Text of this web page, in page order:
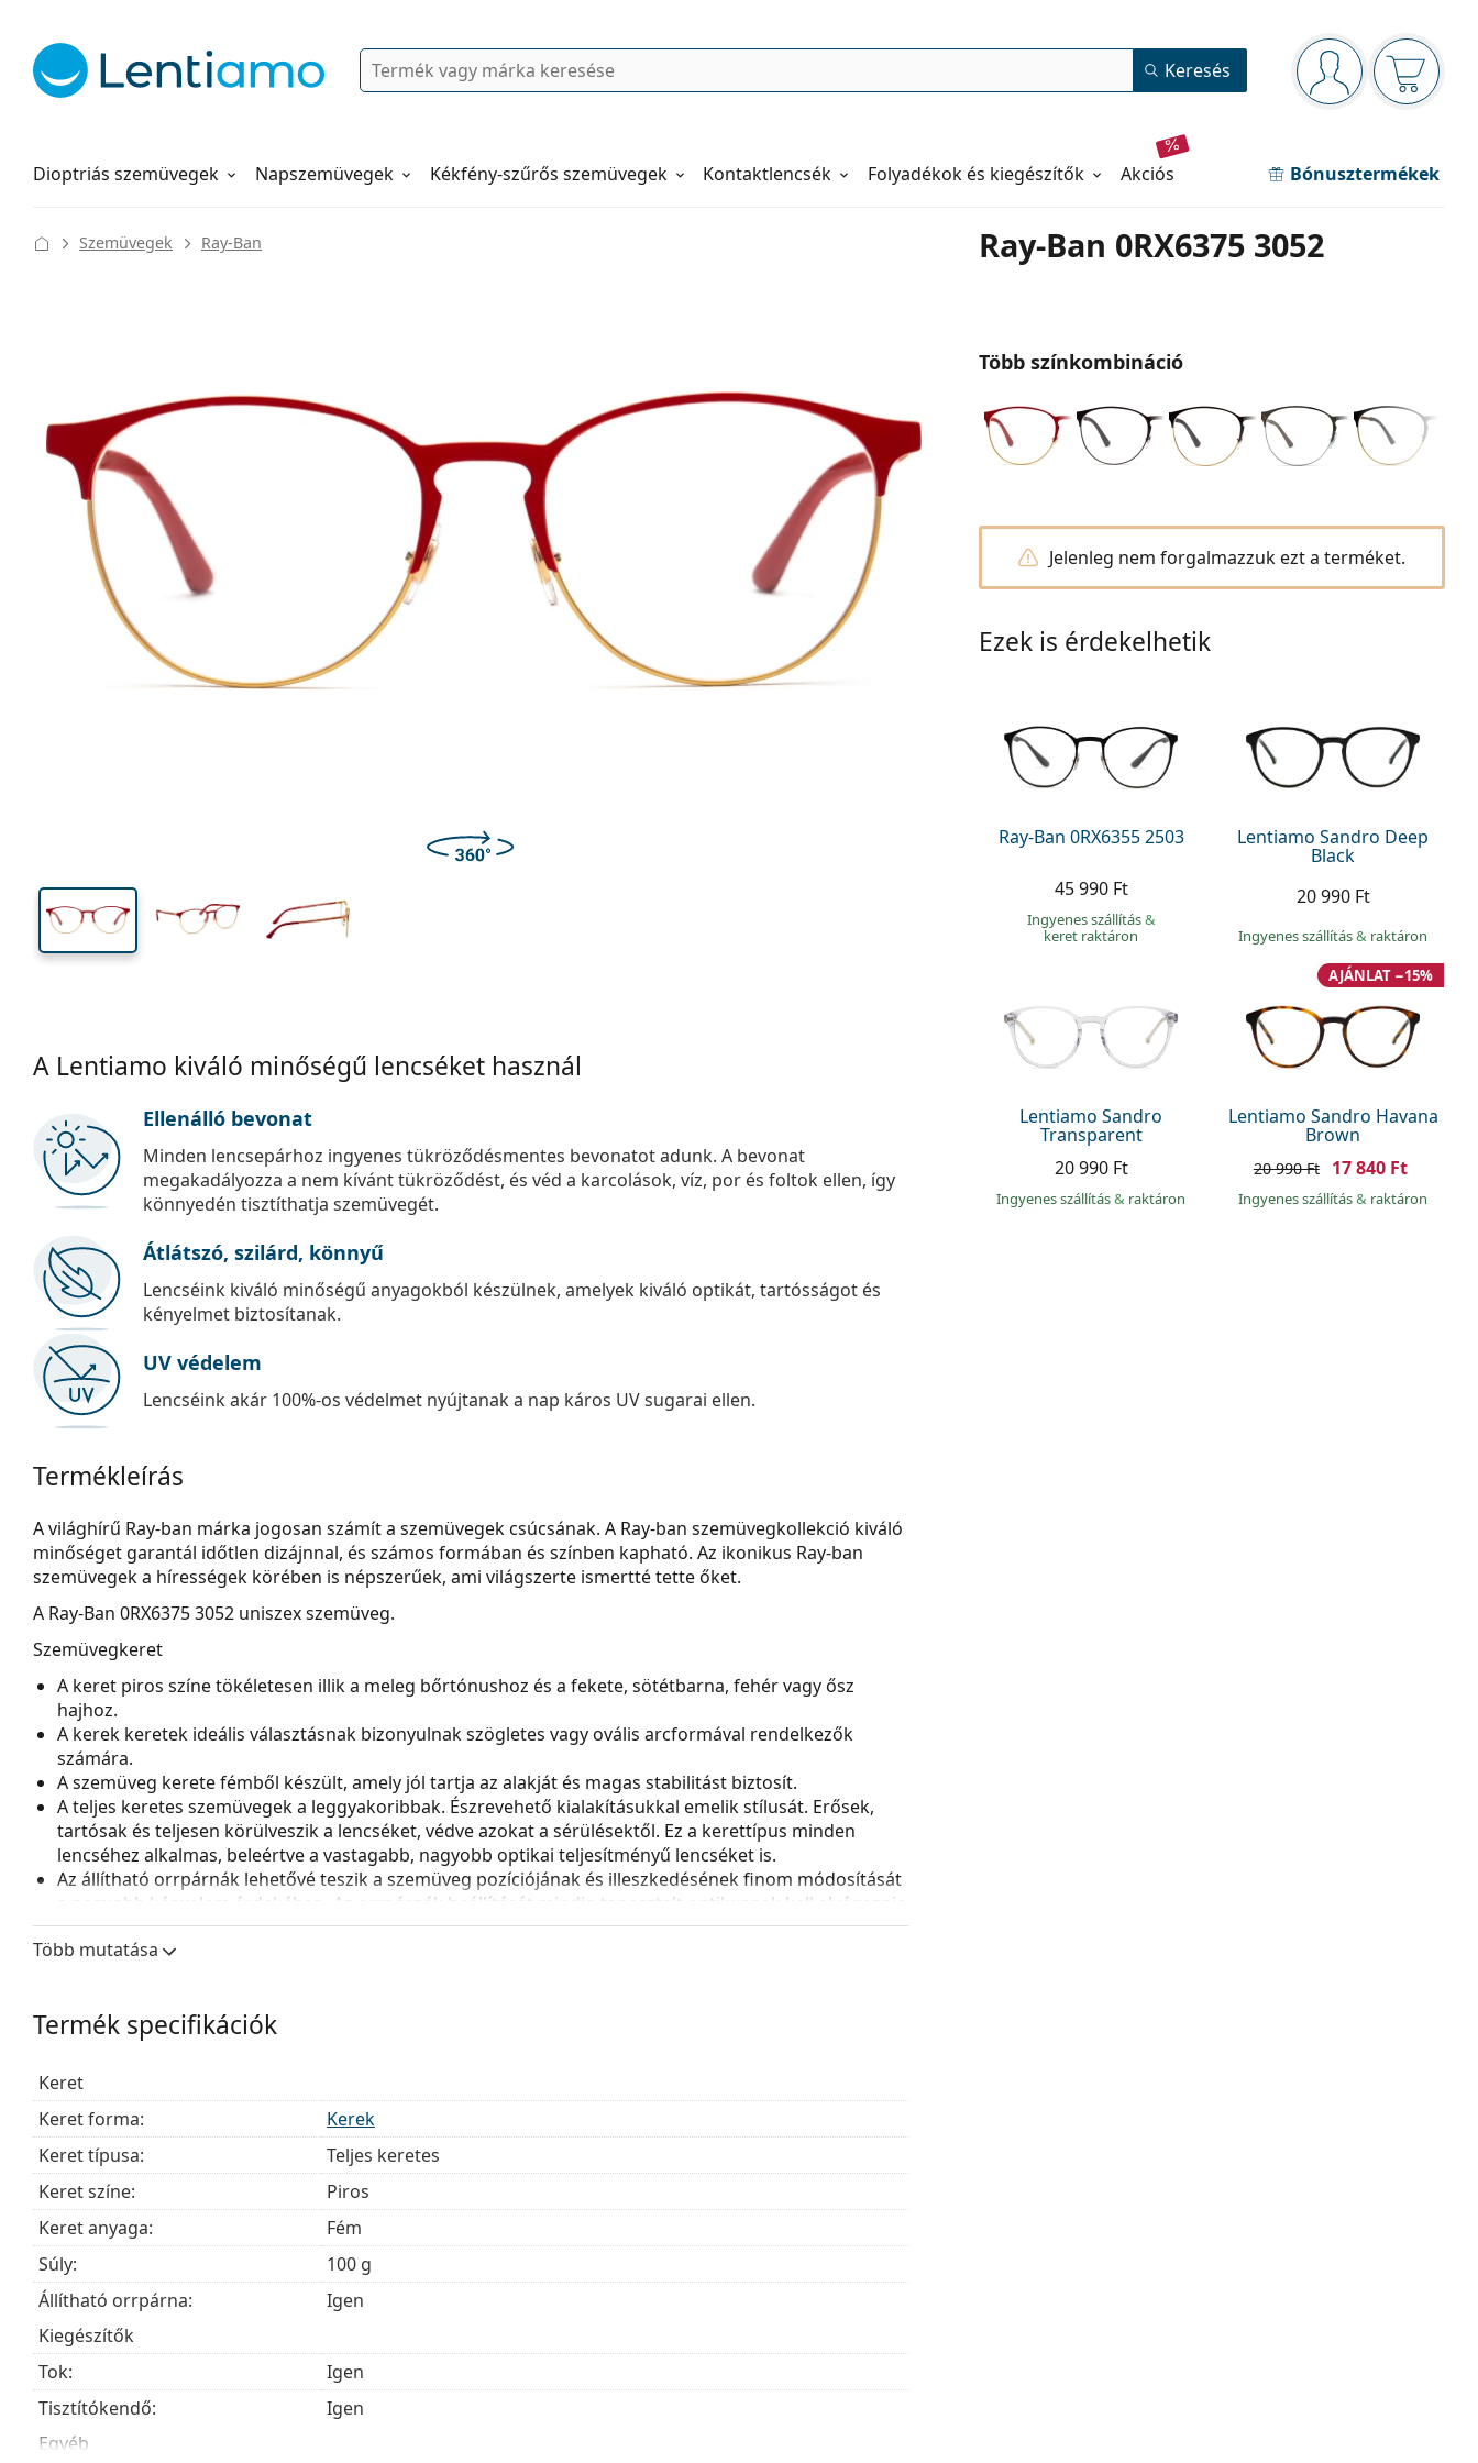
Navigációs panel
Bejelentkezve
Kosara
Keresés Keresés
Kontaktlencsék
Folyadékok
Dioptriás szemüvegek Napszemüvegek Kékfény-szűrős szemüvegek Folyadékok és kiegészítők akciós Bónusztermékek
Hogyan rendeljen
Ray-Ban 0RX6375 3052
Szemüvegek Ray-Ban
Több színkombináció
Jelenleg nem forgalmazzuk ezt a terméket.
Ezek is érdekelhetik
Ray-Ban 0RX6355 2503
45 990 Ft
Ingyenes szállítás&
keret raktáron
Lentiamo Sandro Deep
Black
20 990 Ft
Ingyenes szállítás& raktáron
Lentiamo Sandro
Transparent
20 990 Ft
Ingyenes szállítás& raktáron
Lentiamo Sandro Havana
Brown
AJÁNLAT −15%
20 990 Ft 17 840 Ft
Ingyenes szállítás& raktáron
A Lentiamo kiváló minőségű lencséket használ
Ellenálló bevonat
Minden lencsepárhoz ingyenes tükröződésmentes bevonatot adunk. A bevonat
megakadályozza a nem kívánt tükröződést, és véd a karcolások, víz, por és foltok ellen, így
könnyedén tisztíthatja szemüvegét.
Átlátszó, szilárd, könnyű
Lencséink kiváló minőségű anyagokból készülnek, amelyek kiváló optikát, tartósságot és
kényelmet biztosítanak.
UV védelem
Lencséink akár 100%-os védelmet nyújtanak a nap káros UV sugarai ellen.
Termékleírás
A világhírű Ray-ban márka jogosan számít a szemüvegek csúcsának. A Ray-ban szemüvegkollekció kiváló
minőséget garantál időtlen dizájnnal, és számos formában és színben kapható. Az ikonikus Ray-ban
szemüvegek a hírességek körében is népszerűek, ami világszerte ismertté tette őket.
A Ray-Ban 0RX6375 3052 uniszex szemüveg.
Szemüvegkeret
A keret piros színe tökéletesen illik a meleg bőrtónushoz és a fekete, sötétbarna, fehér vagy ősz
hajhoz.
A kerek keretek ideális választásnak bizonyulnak szögletes vagy ovális arcformával rendelkezők
számára.
A szemüveg kerete fémből készült, amely jól tartja az alakját és magas stabilitást biztosít.
A teljes keretes szemüvegek a leggyakoribbak. Észrevehető kialakításukkal emelik stílusát. Erősek,
tartósak és teljesen körülveszik a lencséket, védve azokat a sérülésektől. Ez a kerettípus minden
lencséhez alkalmas, beleértve a vastagabb, nagyobb optikai teljesítményű lencséket is.
Az állítható orrpárnák lehetővé teszik a szemüveg pozíciójának és illeszkedésének finom módosítását
a nagyobb kényelem érdekében. Az orrpárnák beállítását mindig tapasztalt optikusnak kell elvégeznie
a sérülések vagy törések elkerülése érdekében.
Kiegészítők
A mellékelt kendő ideális a szemüvegek tisztítására és ápolására. Egyes modellekhez kendő helyett
szövetzsák is tartozhat.
Fedezze fel a teljes
útmutatónkat, ha segítségre van szüksége a választáshoz.
Ez orvostechnikai eszköz. Használat előtt olvasd el a használati útmutatót.
Több mutatása
Termék specifikációk
Keret
Keret forma:
Kerek
Keret típusa:
Teljes keretes
Keret színe:
Piros
Keret anyaga:
Fém
Súly:
100 g
Állítható orrpárna:
Igen
Kiegészítők
Tok:
Igen
Tisztítókendő:
Igen
Egyéb